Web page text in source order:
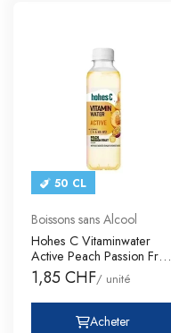
50 CL
Boissons sans Alcool
Hohes C Vitaminwater
Active Peach Passion Fruit
Pe
1,85 CHF/ unité
Acheter